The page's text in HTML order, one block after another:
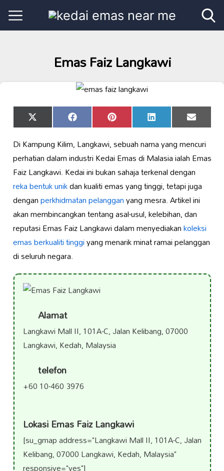
Emas Faiz Langkawi
Share
on
X
(Twitter)
Share
on
Facebook Share
on
Pinterest Share
on
LinkedIn Share
on
Email
Di Kampung Kilim, Langkawi, sebuah nama yang mencuri
perhatian dalam industri Kedai Emas di Malasia ialah Emas
Faiz Langkawi. Kedai ini bukan sahaja terkenal dengan
reka bentuk unikdan kualiti emas yang tinggi, tetapi juga
denganperkhidmatan pelangganyang mesra. Artikel ini
akan membincangkan tentang asal-usul, kelebihan, dan
reputasi Emas Faiz Langkawi dalam menyediakankoleksi
emas berkualiti tinggiyang menarik minat ramai pelanggan
di seluruh negara.
Alamat
Langkawi Mall II, 101A-C, Jalan Kelibang, 07000
Langkawi, Kedah, Malaysia
telefon
+60 10-460 3976
Lokasi Emas Faiz Langkawi
[su_gmap address="Langkawi Mall II, 101A-C, Jalan
Kelibang, 07000 Langkawi, Kedah, Malaysia"